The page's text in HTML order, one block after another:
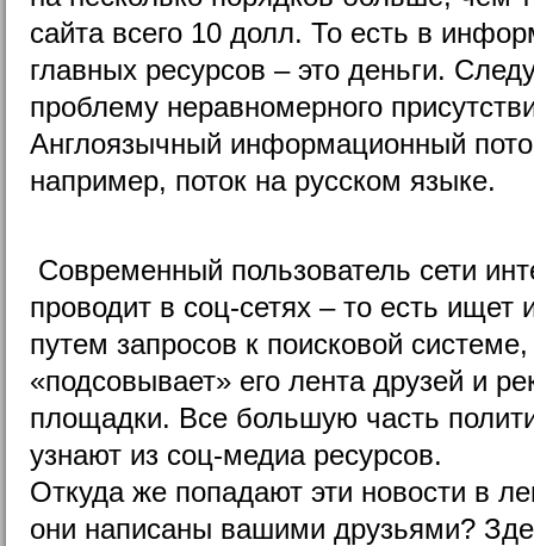
сайта всего 10 долл. То есть в
главных ресурсов – это деньги.
проблему неравномерного
Англоязычный информационный
например, поток на русском языке.
Современный пользователь сети
проводит в соц-сетях – то есть
путем запросов к поисковой
«подсовывает» его лента друзей и
площадки. Все большую часть
узнают из соц-медиа ресурсов.
Откуда же попадают эти новости в
они написаны вашими друзьями?